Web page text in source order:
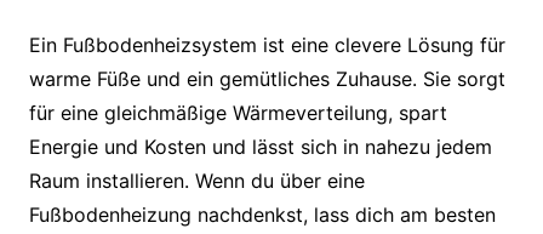
Ein Fußbodenheizsystem ist eine clevere Lösung für
warme Füße und ein gemütliches Zuhause. Sie sorgt
für eine gleichmäßige Wärmeverteilung, spart
Energie und Kosten und lässt sich in nahezu jedem
Raum installieren. Wenn du über eine
Fußbodenheizung nachdenkst, lass dich am besten